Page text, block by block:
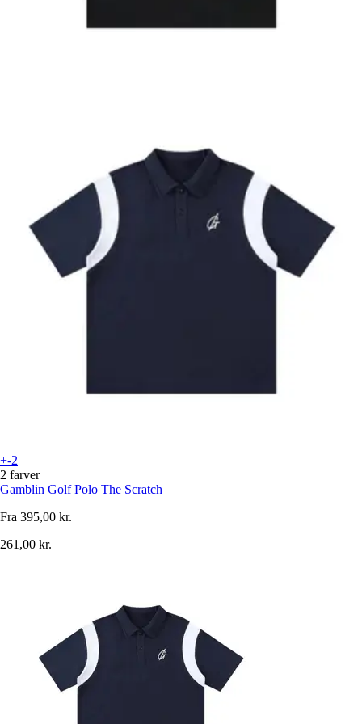
+-2
2 farver
Gamblin Golf Polo The Scratch
Fra 395,00 kr.
261,00 kr.